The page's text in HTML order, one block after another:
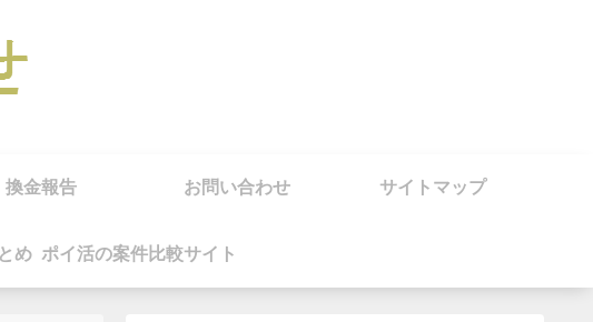
換金報告 お問い合わせ サイトマップ
め ポイ活の案件比較サイト